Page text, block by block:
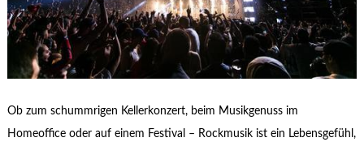
Ob zum schummrigen Kellerkonzert, beim Musikgenuss im
Homeoffice oder auf einem Festival – Rockmusik ist ein Lebensgefühl,